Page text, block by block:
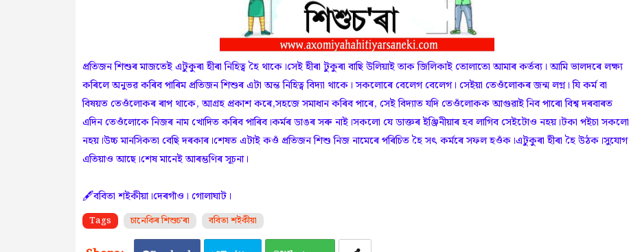
প্ৰতিজন শিশুৰ মাজতেই এটুকুৰা হীৰা নিহিত্ব হৈ থাকে।সেই হীৰা টুকুৰা বাছি উলিয়াই তাক জিলিকাই তোলাতো আমাৰ কৰ্তব্য। আমি ভালদৰে লক্ষ্য
কৰিলে অনুভৱ কৰিব পাৰিম প্ৰতিজন শিশুৰ এটা অন্ত নিহিত্ব বিদ্যা থাকে। সকলোৰে বেলেগ বেলেগ। সেইয়া তেওঁলোকৰ জন্ম লগ্ন। যি কৰ্ম বা
বিষয়ত তেওঁলোকৰ ৰাপ থাকে, আগ্ৰহ প্ৰকাশ কৰে,সহজে সমাধান কৰিব পাৰে, সেই বিদ্যাত যদি তেওঁলোকক আগুৱাই নিব পাৰো বিশ্ব দৰবাৰত
এদিন তেওঁলোকে নিজৰ নাম খোদিত কৰিব পাৰিব।কৰ্মৰ ডাঙৰ সৰু নাই।সকলো যে ডাক্তৰ ইঞ্জিনীয়াৰ হব লাগিব সেইটোও নহয়।টকা পইচা সকলো
নহয়।উচ্চ মানসিকতা বেছি দৰকাৰ।শেষত এটাই কওঁ প্ৰতিজন শিশু নিজ নামেৰে পৰিচিত হৈ সৎ কৰ্মৰে সফল হওঁক।এটুকুৰা হীৰা হৈ উঠক।সুযোগ
এতিয়াও আছে।শেষ মানেই আৰম্ভণিৰ সূচনা।
🖋️ববিতা শইকীয়া।দেৰগাঁও। গোলাঘাট।
Tags চানেকিৰ শিশুচ'ৰা ববিতা শইকীয়া